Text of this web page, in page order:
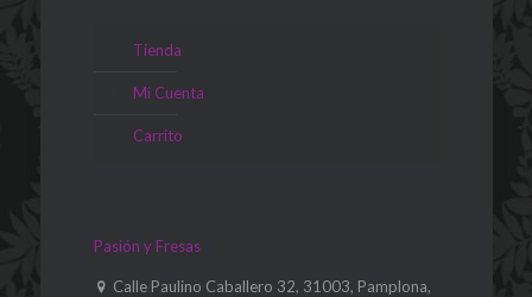
Tienda
Mi Cuenta
Carrito
Pasión y Fresas
Calle Paulino Caballero 32, 31003, Pamplona,